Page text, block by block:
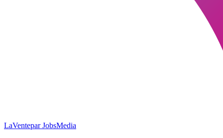
LaVentepar JobsMedia